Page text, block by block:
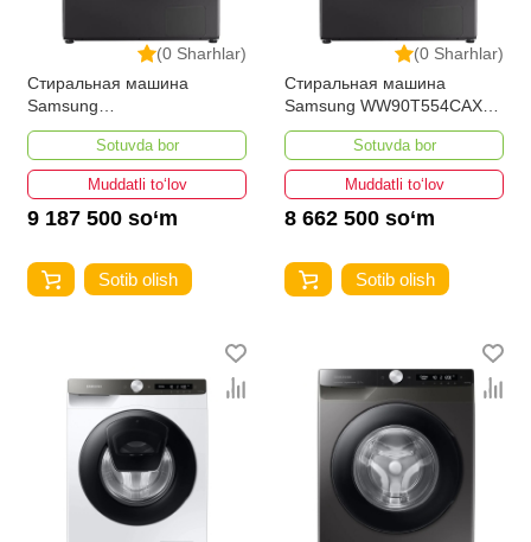
(0 Sharhlar)
Стиральная машина
Samsung
WW10T654CLX/LD 10,5-кг
Sotuvda bor
Muddatli to‘lov
9 187 500 so‘m
Sotib olish
(0 Sharhlar)
Стиральная машина
Samsung WW90T554CAXLD
9-кг
Sotuvda bor
Muddatli to‘lov
8 662 500 so‘m
Sotib olish